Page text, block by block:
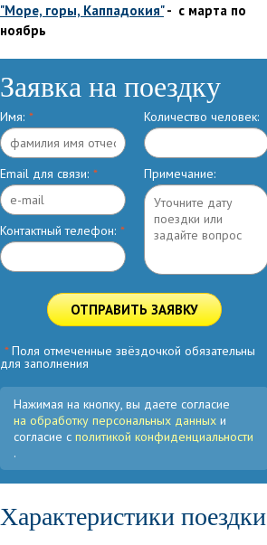
"Море, горы, Каппадокия"- с марта по
ноябрь
Заявка на поездку
Имя: *
Email для связи: *
Контактный телефон: *
Количество человек:
Примечание:
ОТПРАВИТЬ ЗАЯВКУ
*Поля отмеченные звёздочкой обязательны
для заполнения
Нажимая на кнопку, вы даете согласие
на обработку персональных данных и
согласие с политикой конфиденциальности
.
Характеристики поездки